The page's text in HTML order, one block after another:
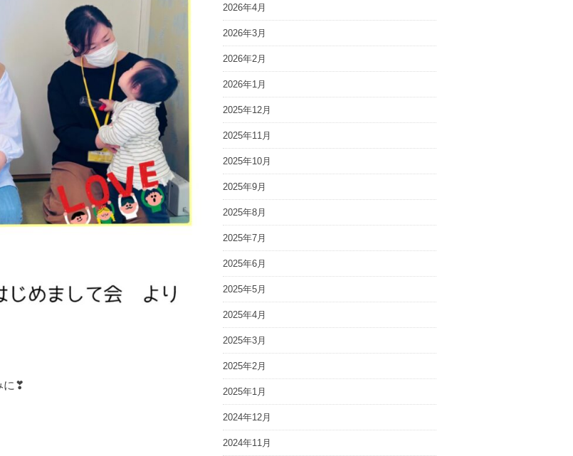
に❣
2026年4月
2026年3月
2026年2月
2026年1月
2025年12月
2025年11月
2025年10月
2025年9月
2025年8月
2025年7月
2025年6月
2025年5月
2025年4月
2025年3月
2025年2月
2025年1月
2024年12月
2024年11月